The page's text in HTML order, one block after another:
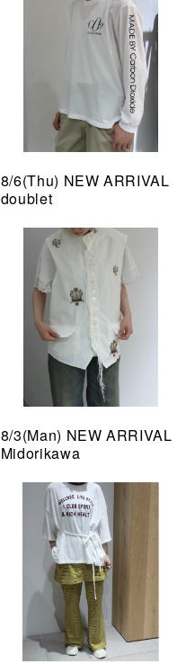
8/6(Thu) NEW ARRIVAL
doublet
8/3(Man) NEW ARRIVAL
Midorikawa